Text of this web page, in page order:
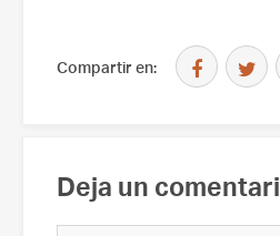
Compartir en:
Deja un